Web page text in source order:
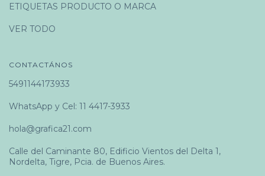
ETIQUETAS PRODUCTO O MARCA
VER TODO
CONTACTÁNOS
5491144173933
WhatsApp y Cel: 11 4417-3933
hola@grafica21.com
Calle del Caminante 80, Edificio Vientos del Delta 1,
Nordelta, Tigre, Pcia. de Buenos Aires.